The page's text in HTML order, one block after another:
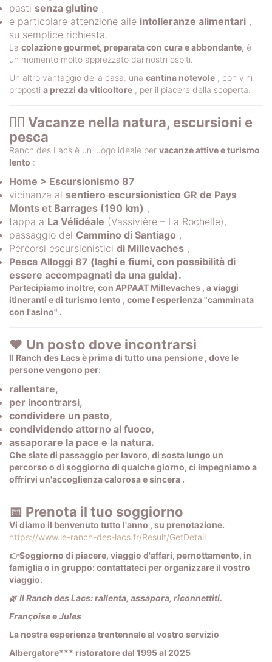
pasti senza glutine ,
e particolare attenzione alle intolleranze alimentari ,
su semplice richiesta.
La colazione gourmet, preparata con cura e abbondante, è
un momento molto apprezzato dai nostri ospiti.
Un altro vantaggio della casa: una cantina notevole , con vini
proposti a prezzi da viticoltore , per il piacere della scoperta.
🚶‍♂️ Vacanze nella natura, escursioni e
pesca
Ranch des Lacs è un luogo ideale per vacanze attive e turismo
lento :
Home > Escursionismo 87
vicinanza al sentiero escursionistico GR de Pays
Monts et Barrages (190 km) ,
tappa a La Vélidéale (Vassivière – La Rochelle),
passaggio del Cammino di Santiago ,
Percorsi escursionistici di Millevaches ,
Pesca Alloggi 87 (laghi e fiumi, con possibilità di
essere accompagnati da una guida).
Partecipiamo inoltre, con APPAAT Millevaches , aviaggi
itineranti e di turismo lento , come l'esperienza"camminata
con l'asino" .
❤️ Un posto dove incontrarsi
Il Ranch des Lacs è prima di tutto una pensione , dove le
persone vengono per:
rallentare,
per incontrarsi,
condividere un pasto,
condividendo attorno al fuoco,
assaporare la pace e la natura.
Che siate di passaggio per lavoro, di sosta lungo un
percorso o di soggiorno di qualche giorno, ci impegniamo a
offrirvi un'accoglienza calorosa e sincera .
📅 Prenota il tuo soggiorno
Vi diamo il benvenuto tutto l'anno , su prenotazione.
https://www.le-ranch-des-lacs.fr/Result/GetDetail
👉Soggiorno di piacere, viaggio d'affari, pernottamento, in
famiglia o in gruppo: contattateci per organizzare il vostro
viaggio.
🌿Il Ranch des Lacs: rallenta, assapora, riconnettiti.
Françoise e Jules
La nostra esperienza trentennale al vostro servizio
Albergatore*** ristoratore dal 1995 al 2025